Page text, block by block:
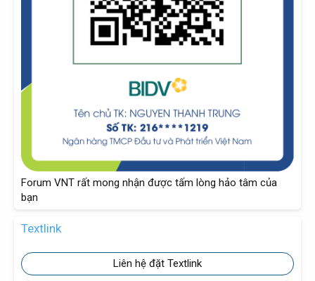
Forum VNT rất mong nhận được tấm lòng hảo tâm của
bạn
Textlink
Liên hệ đặt Textlink